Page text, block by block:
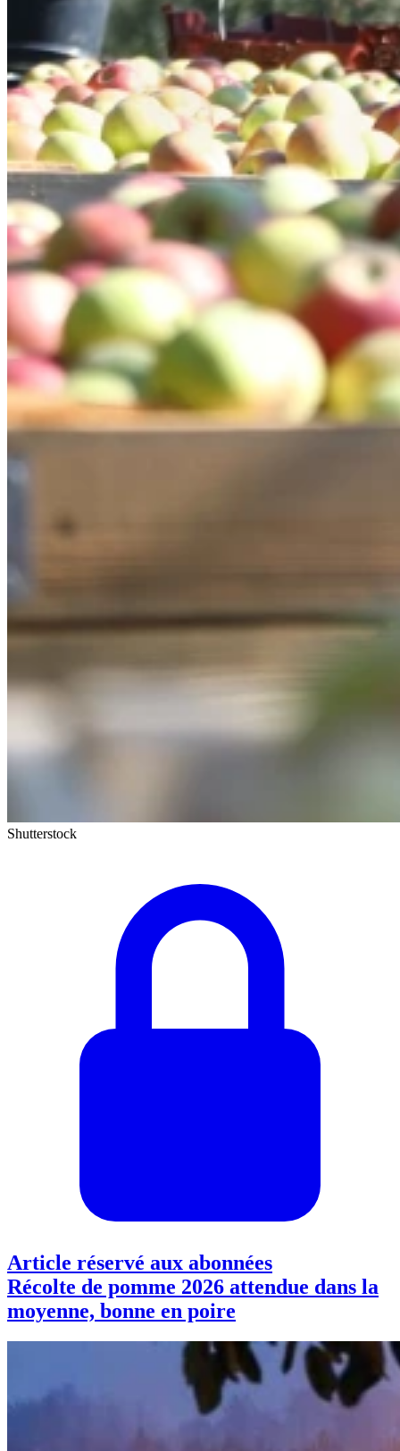
Shutterstock
Article réservé aux abonnées
Récolte de pomme 2026 attendue dans la
moyenne, bonne en poire